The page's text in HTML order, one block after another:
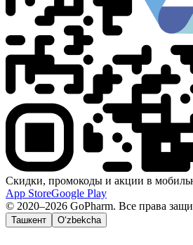
Скидки, промокоды и акции в
App StoreGoogle Play
© 2020–2026 GoPharm. Все права
Ташкент O‘zbekcha